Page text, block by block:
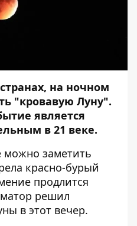
на ночном
"кровавую Луну".
является
в 21 веке.
можно заметить
красно-бурый
продлится
решил
в этот вечер.